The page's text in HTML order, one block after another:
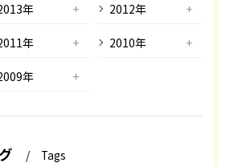
年 2012年
年 2010年
年
Tags